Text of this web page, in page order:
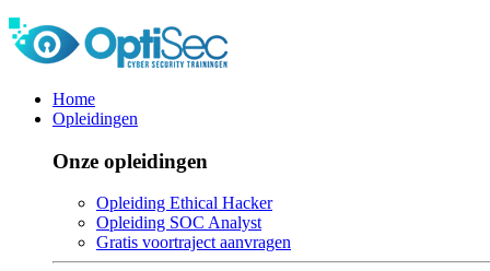
Home
Opleidingen
Onze opleidingen
Opleiding Ethical Hacker
Opleiding SOC Analyst
Gratis voortraject aanvragen